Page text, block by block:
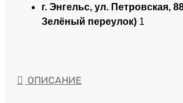
г. Энгельс, ул. Петровская,
Зелёный переулок) 1
ОПИСАНИЕ